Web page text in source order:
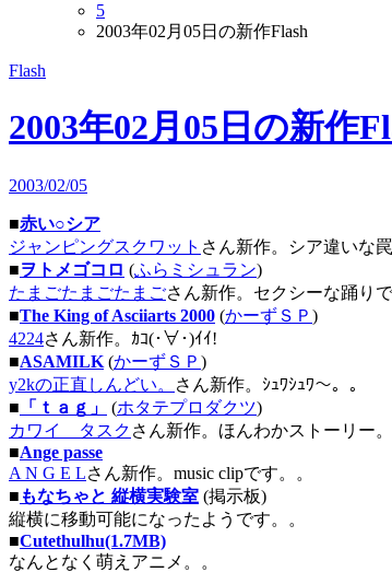
5
2003年02月05日の新作Flash
Flash
2003年02月05日の新作
2003/02/05
■赤い○シア
ジャンピングスクワット さん新作。シア違いな罠
■ヲトメゴコロ (ふらミシュラン)
たまごたまごたまごさん新作。セクシーな踊りで
■The King of Asciiarts 2000 (かーずＳＰ )
4224さん新作。ｶｺ(･∀･)ｲｲ!
■ASAMILK (かーずＳＰ )
y2kの正直しんどい。
さん新作。ｼｭﾜｼｭﾜ～。。
■ 「ｔａｇ」 (ホタテプロダクツ)
カワイ タスク さん新作。ほんわかストーリー。
■Ange passe
A N G E Lさん新作。music clipです。。
■ もなちゃと 縦横実験室 (掲示板)
縦横に移動可能になったようです。。
■Cutethulhu(1.7MB)
なんとなく萌えアニメ。。